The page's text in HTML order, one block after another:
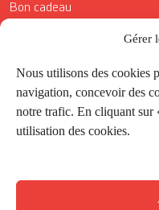
Gérer
Nous utilisons des cookies
navigation, concevoir des
notre trafic. En cliquant sur
utilisation des cookies.
Bon cadeau
Conditions générales de
Réductions de la Carte Côté
Application